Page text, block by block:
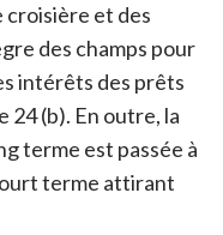
croisière et des
des champs pour
intérêts des prêts
(b). En outre, la
terme est passée à
terme attirant